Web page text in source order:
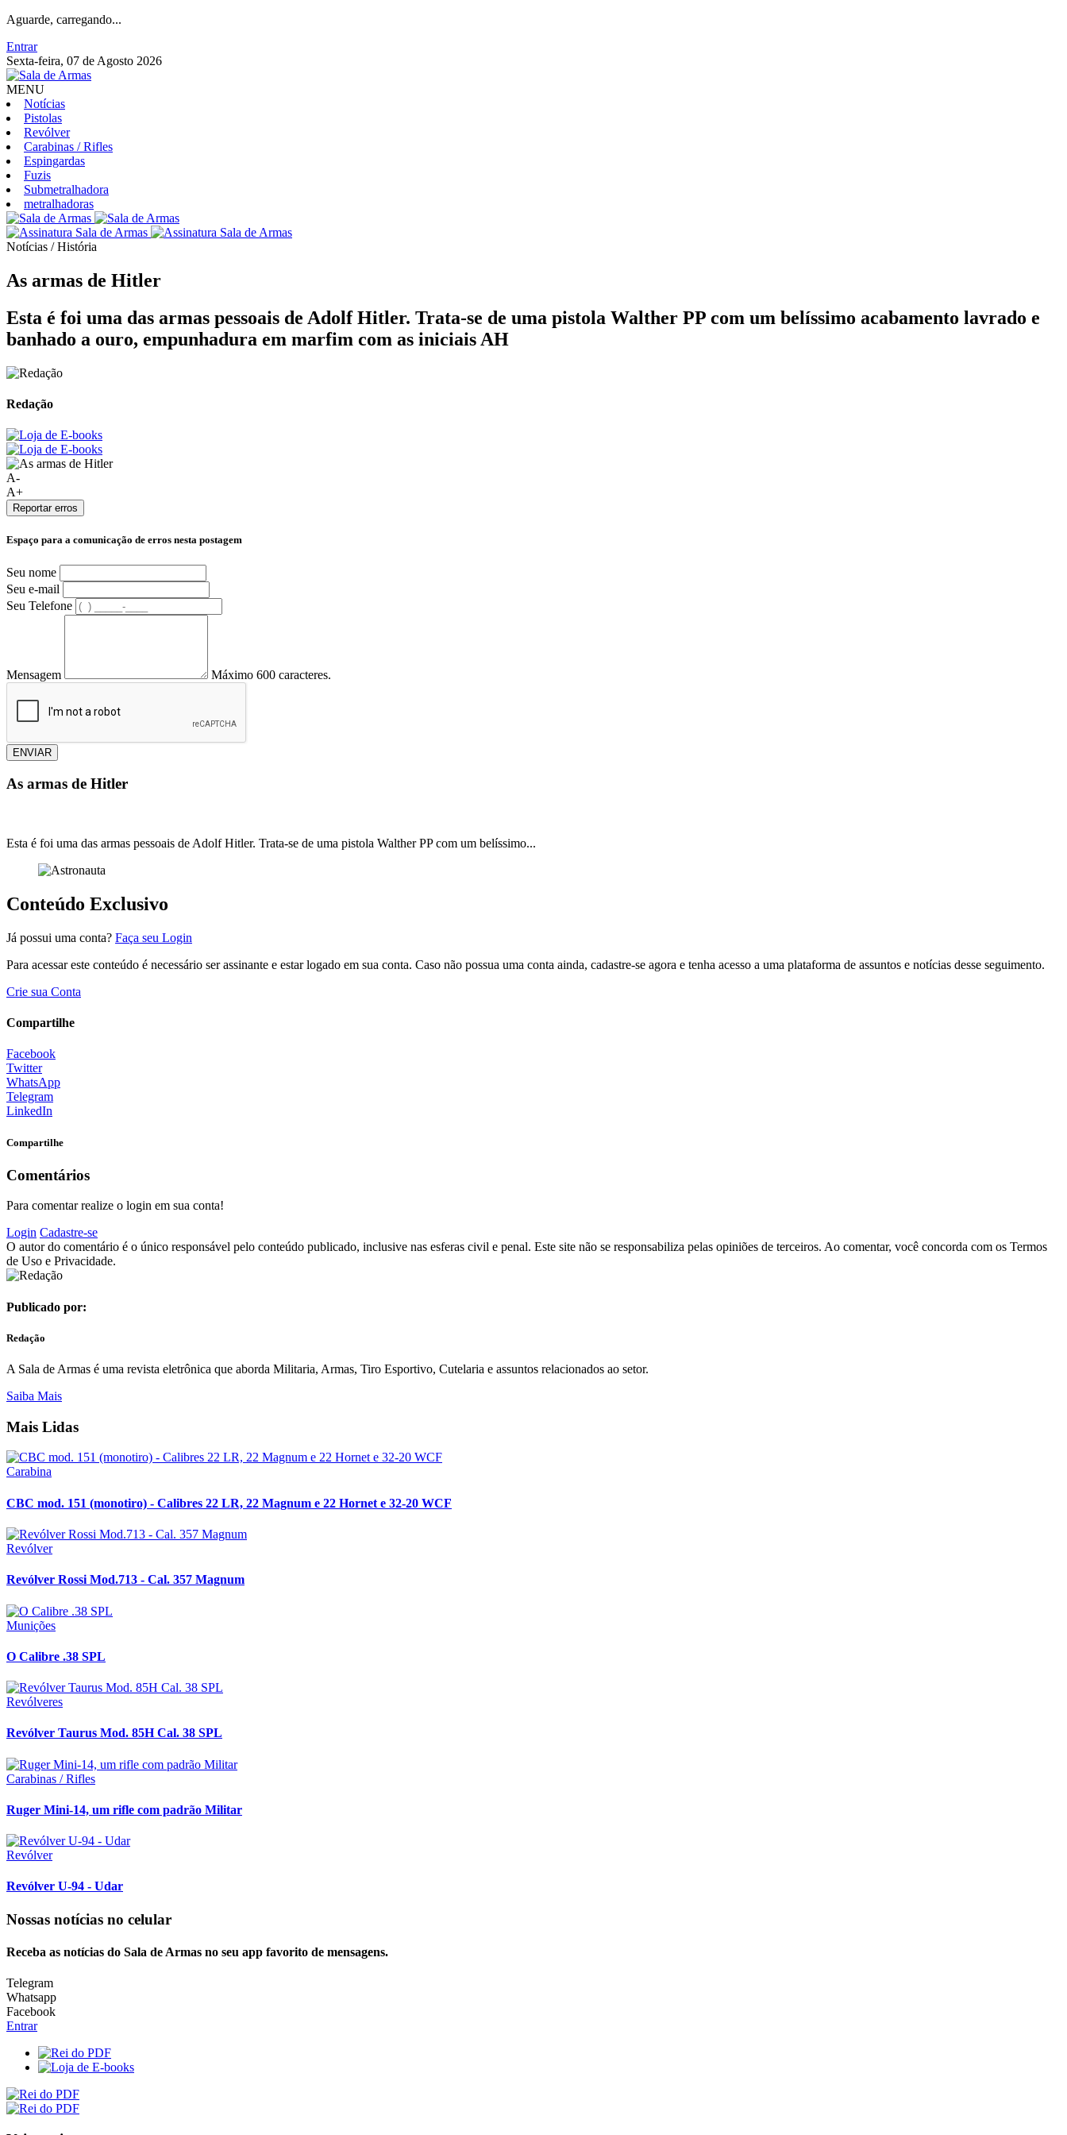
Aguarde, carregando...
Entrar
Sexta-feira, 07 de Agosto 2026
MENU
Notícias
Pistolas
Revólver
Carabinas / Rifles
Espingardas
Fuzis
Submetralhadora
metralhadoras
Notícias / História
As armas de Hitler
Esta é foi uma das armas pessoais de Adolf Hitler. Trata-se de uma pistola Walther PP com um belíssimo acabamento lavrado e
banhado a ouro, empunhadura em marfim com as iniciais AH
Redação
A-
A+
Reportar erros
Espaço para a comunicação de erros nesta postagem
Seu nome
Seu e-mail
Seu Telefone
Mensagem Máximo 600 caracteres.
ENVIAR
As armas de Hitler
Esta é foi uma das armas pessoais de Adolf Hitler. Trata-se de uma pistola Walther PP com um belíssimo...
Conteúdo Exclusivo
Já possui uma conta? Faça seu Login
Para acessar este conteúdo é necessário ser assinante e estar logado em sua conta. Caso não possua uma conta ainda, cadastre-se agora e tenha acesso a uma plataforma de assuntos e notícias desse seguimento.
Crie sua Conta
Compartilhe
Facebook
Twitter
WhatsApp
Telegram
LinkedIn
Compartilhe
Comentários
Para comentar realize o login em sua conta!
Login Cadastre-se
O autor do comentário é o único responsável pelo conteúdo publicado, inclusive nas esferas civil e penal. Este site não se responsabiliza pelas opiniões de terceiros. Ao comentar, você concorda com os Termos
de Uso e Privacidade.
Publicado por:
Redação
A Sala de Armas é uma revista eletrônica que aborda Militaria, Armas, Tiro Esportivo, Cutelaria e assuntos relacionados ao setor.
Saiba Mais
Mais Lidas
Carabina
CBC mod. 151 (monotiro) - Calibres 22 LR, 22 Magnum e 22 Hornet e 32-20 WCF
Revólver
Revólver Rossi Mod.713 - Cal. 357 Magnum
Munições
O Calibre .38 SPL
Revólveres
Revólver Taurus Mod. 85H Cal. 38 SPL
Carabinas / Rifles
Ruger Mini-14, um rifle com padrão Militar
Revólver
Revólver U-94 - Udar
Nossas notícias no celular
Receba as notícias do Sala de Armas no seu app favorito de mensagens.
Telegram
Whatsapp
Facebook
Entrar